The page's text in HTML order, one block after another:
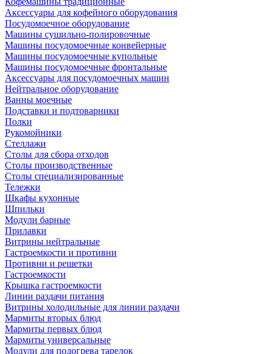
Аксессуары для кофейного оборудования
Посудомоечное оборудование
Машины сушильно-полировочные
Машины посудомоечные конвейерные
Машины посудомоечные купольные
Машины посудомоечные фронтальные
Аксессуары для посудомоечных машин
Нейтральное оборудование
Ванны моечные
Подставки и подтоварники
Полки
Рукомойники
Стеллажи
Столы для сбора отходов
Столы производственные
Столы специализированные
Тележки
Шкафы кухонные
Шпильки
Модули барные
Прилавки
Витрины нейтральные
Гастроемкости и противни
Противни и решетки
Гастроемкости
Крышка гастроемкости
Линии раздачи питания
Витрины холодильные для линии раздачи
Мармиты вторых блюд
Мармиты первых блюд
Мармиты универсальные
Модули для подогрева тарелок